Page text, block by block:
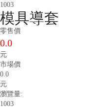
1003
模具導套
零售價
0.0
元
市場價
0.0
元
瀏覽量:
1003